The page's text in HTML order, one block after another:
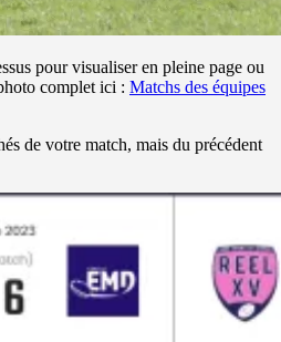
pour visualiser en pleine page ou
complet ici : Matchs des équipes
de votre match, mais du précédent